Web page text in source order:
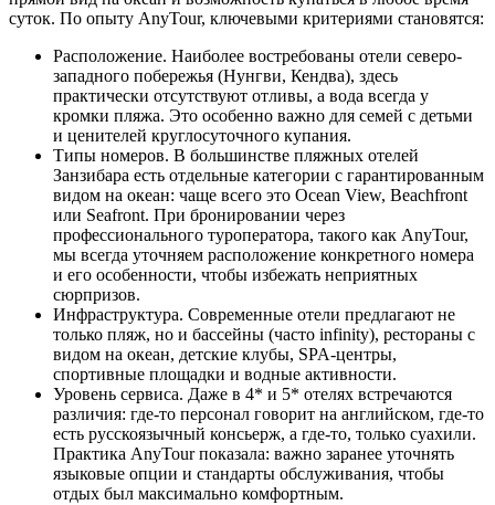
суток. По опыту AnyTour, ключевыми критериями становятся:
Расположение. Наиболее востребованы отели северо-
западного побережья (Нунгви, Кендва), здесь
практически отсутствуют отливы, а вода всегда у
кромки пляжа. Это особенно важно для семей с детьми
и ценителей круглосуточного купания.
Типы номеров. В большинстве пляжных отелей
Занзибара есть отдельные категории с гарантированным
видом на океан: чаще всего это Ocean View, Beachfront
или Seafront. При бронировании через
профессионального туроператора, такого как AnyTour,
мы всегда уточняем расположение конкретного номера
и его особенности, чтобы избежать неприятных
сюрпризов.
Инфраструктура. Современные отели предлагают не
только пляж, но и бассейны (часто infinity), рестораны с
видом на океан, детские клубы, SPA-центры,
спортивные площадки и водные активности.
Уровень сервиса. Даже в 4* и 5* отелях встречаются
различия: где-то персонал говорит на английском, где-то
есть русскоязычный консьерж, а где-то, только суахили.
Практика AnyTour показала: важно заранее уточнять
языковые опции и стандарты обслуживания, чтобы
отдых был максимально комфортным.